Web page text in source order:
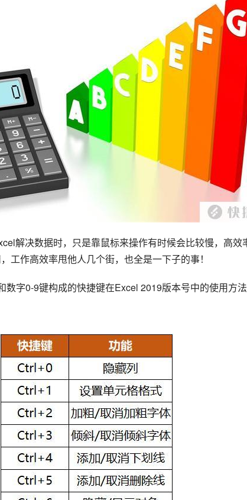
解决数据时，只是靠鼠标来操作有时候会比较慢，高效
工作高效率甩他人几个街，也全是一下子的事！
数字0-9键构成的快捷键在Excel 2019版本号中的使用方